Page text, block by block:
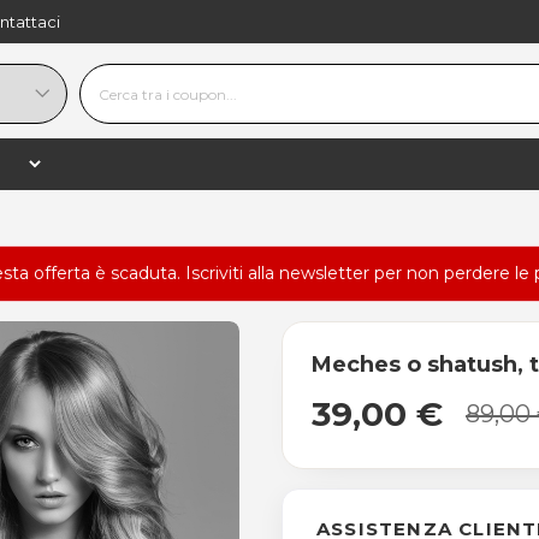
offerta è scaduta. Iscriviti alla newsletter per non perdere le
Meches o shatush,
39,00 € 89,00
ASSISTENZA